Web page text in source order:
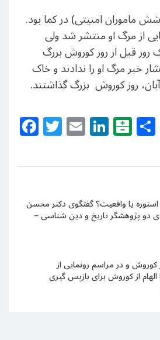
ماموران امنیتی) در کما بود.
از مرگ او منتشر شد ولی
قبل از روز کوروش بزرگ
خبر مرگ او را ندادند و خاک
روز کوروش بزرگ گذاشتند.
Facebook
Twitter
Email
یا واقعیت؟ گفتگوی دکتر محسن
دو پژوهشگر تاریخ و دین شناسی –
و در مراسم رونمایی از
الهام از کوروش برای بازپس گیری